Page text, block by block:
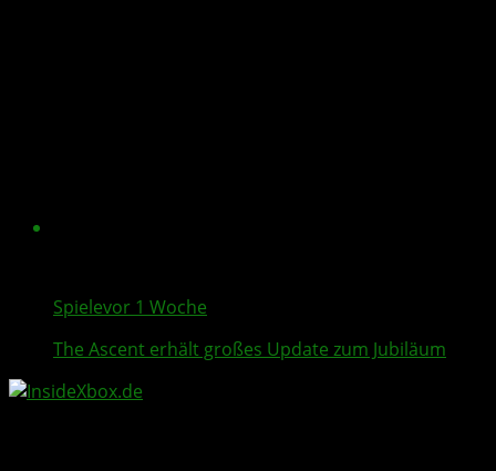
Spielevor 1 Woche
The Ascent erhält großes Update zum Jubiläum